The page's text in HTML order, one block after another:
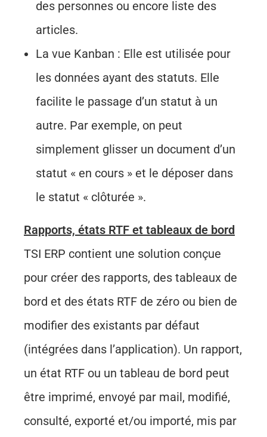
des personnes ou encore liste des
articles.
La vue Kanban : Elle est utilisée pour
les données ayant des statuts. Elle
facilite le passage d’un statut à un
autre. Par exemple, on peut
simplement glisser un document d’un
statut « en cours » et le déposer dans
le statut « clôturée ».
Rapports, états RTF et tableaux de bord
TSI ERP contient une solution conçue
pour créer des rapports, des tableaux de
bord et des états RTF de zéro ou bien de
modifier des existants par défaut
(intégrées dans l’application). Un rapport,
un état RTF ou un tableau de bord peut
être imprimé, envoyé par mail, modifié,
consulté, exporté et/ou importé, mis par